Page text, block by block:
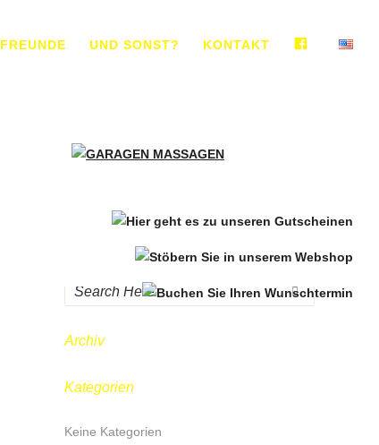
FREUNDE UND SONST? KONTAKT
Archiv
Kategorien
Keine Kategorien